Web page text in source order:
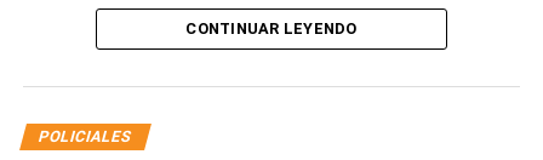
Tras el hallazgo, se dio intervención a la Fiscalía N° 6,
calidad de secuestro y queden a disposición de la
CONTINUAR LEYENDO
POLICIALES